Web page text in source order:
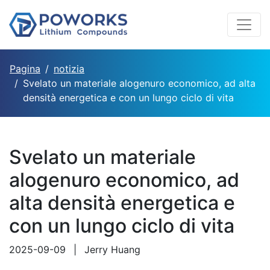
Pagina
notizia
Svelato un materiale alogenuro economico, ad alta
densità energetica e con un lungo ciclo di vita
Svelato un materiale
alogenuro economico, ad
alta densità energetica e
con un lungo ciclo di vita
2025-09-09 Jerry Huang